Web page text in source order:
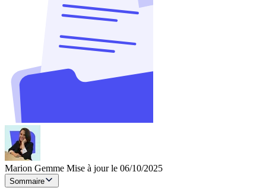
Marion Gemme Mise à jour le 06/10/2025
Sommaire